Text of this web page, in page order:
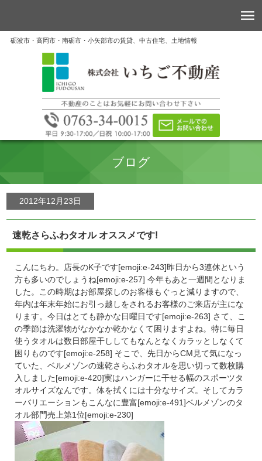
砺波市・高岡市・南砺市・小矢部市の賃貸、中古住宅、土地情報
ブログ
2012年12月23日
速乾さらふわタオル オススメです!
こんにちわ。店長のK子です[emoji:e-243]昨日から3連休という
方も多いのでしょうね[emoji:e-257] 今年もあと一週間となりま
した。この時期はお部屋探しのお客様もぐっと減りますので、
年内は年末年始にお引っ越しをされるお客様のご来店が主にな
ります。今日はとても静かな日曜日です[emoji:e-263] さて、こ
の季節は洗濯物がなかなか乾かなくて困りますよね。特に毎日
使うタオルは数日部屋干ししてもなんとなくカラッとしなくて
困りものです[emoji:e-258] そこで、先日からCM見て気になっ
ていた、ベルメゾンの速乾さらふわタオルを思い切って数枚購
入しました[emoji:e-420]実はハンガーに干せる幅のスポーツタ
オルサイズなんです。体を拭くには十分なサイズ。そしてカラ
ーバリエーションもこんなに豊富[emoji:e-491]ベルメゾンのタ
オル部門売上第1位[emoji:e-230]